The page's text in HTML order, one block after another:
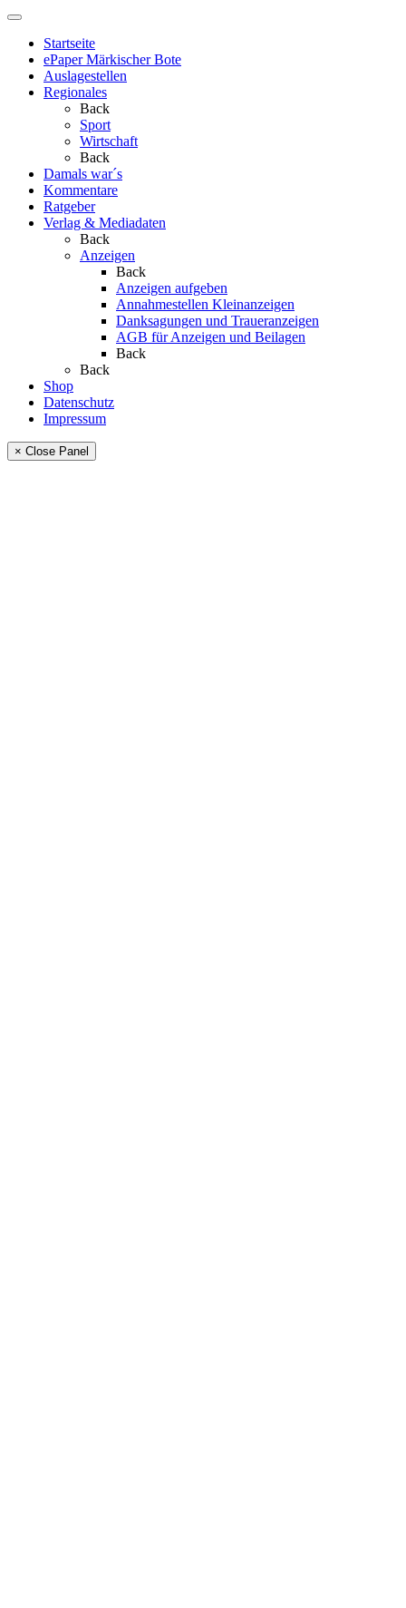
Startseite
ePaper Märkischer Bote
Auslagestellen
Regionales
Back
Sport
Wirtschaft
Back
Damals war´s
Kommentare
Ratgeber
Verlag & Mediadaten
Back
Anzeigen
Back
Anzeigen aufgeben
Annahmestellen Kleinanzeigen
Danksagungen und Traueranzeigen
AGB für Anzeigen und Beilagen
Back
Back
Shop
Datenschutz
Impressum
× Close Panel